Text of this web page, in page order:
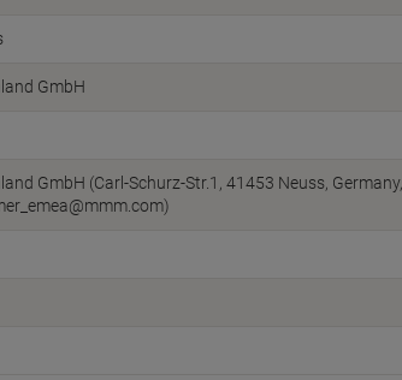
GmbH
GmbH (Carl-Schurz-Str.1, 41453 Neuss, Germany,